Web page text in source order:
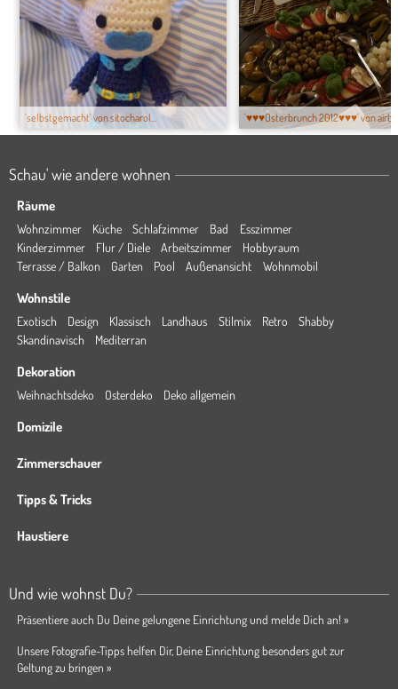
'selbstgemacht' von sitocharol... '♥♥♥Osterbrunch 2012♥♥♥' von
Schau' wie andere wohnen
Räume
Wohnzimmer Küche Schlafzimmer Bad
Esszimmer
Kinderzimmer
Flur / Diele Arbeitszimmer
Hobbyraum
Terrasse / Balkon
Garten Pool Außenansicht Wohnmobil
Wohnstile
Exotisch Design Klassisch Landhaus Stilmix Retro
Shabby
Skandinavisch
Mediterran
Dekoration
Weihnachtsdeko Osterdeko Deko allgemein
Domizile
Zimmerschauer
Tipps & Tricks
Haustiere
Und wie wohnst Du?
Präsentiere auch Du Deine gelungene Einrichtung und melde Dich an! »
Unsere Fotografie-Tipps helfen Dir, Deine Einrichtung besonders gut zur
Geltung zu bringen »